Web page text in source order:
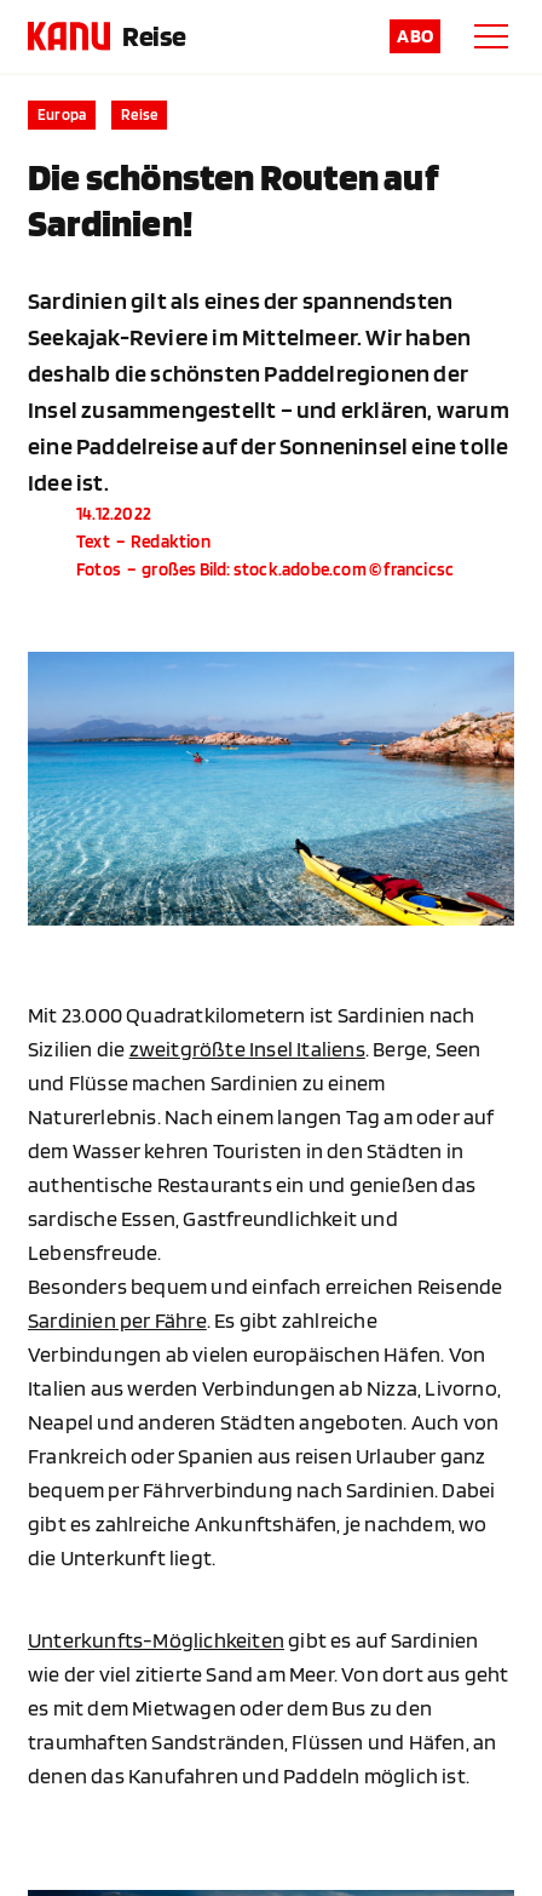
Reise ABO
Europa Reise
Die schönsten Routen auf
Sardinien!
Sardinien gilt als eines der spannendsten
Seekajak-Reviere im Mittelmeer. Wir haben
deshalb die schönsten Paddelregionen der
Insel zusammengestellt – und erklären, warum
eine Paddelreise auf der Sonneninsel eine tolle
Idee ist.
14.12.2022
Text – Redaktion
Fotos – großes Bild: stock.adobe.com © francicsc
Mit 23.000 Quadratkilometern ist Sardinien nach
Sizilien diezweitgrößte Insel Italiens. Berge, Seen
und Flüsse machen Sardinien zu einem
Naturerlebnis. Nach einem langen Tag am oder auf
dem Wasser kehren Touristen in den Städten in
authentische Restaurants ein und genießen das
sardische Essen, Gastfreundlichkeit und
Lebensfreude.
Besonders bequem und einfach erreichen Reisende
Sardinien per Fähre. Es gibt zahlreiche
Verbindungen ab vielen europäischen Häfen. Von
Italien aus werden Verbindungen ab Nizza, Livorno,
Neapel und anderen Städten angeboten. Auch von
Frankreich oder Spanien aus reisen Urlauber ganz
bequem per Fährverbindung nach Sardinien. Dabei
gibt es zahlreiche Ankunftshäfen, je nachdem, wo
die Unterkunft liegt.
Unterkunfts-Möglichkeitengibt es auf Sardinien
wie der viel zitierte Sand am Meer. Von dort aus geht
es mit dem Mietwagen oder dem Bus zu den
traumhaften Sandstränden, Flüssen und Häfen, an
denen das Kanufahren und Paddeln möglich ist.